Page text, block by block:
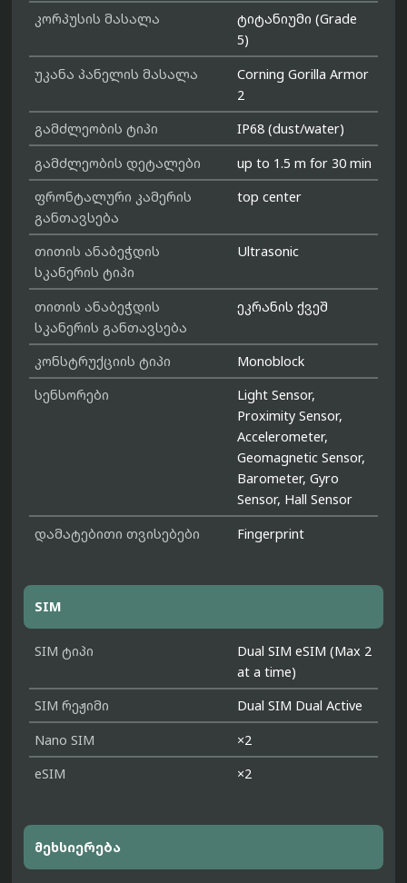
კორპუსის მასალა
ტიტანიუმი (Grade
5)
უკანა პანელის მასალა
Corning Gorilla Armor
2
გამძლეობის ტიპი
IP68 (dust/water)
გამძლეობის დეტალები
up to 1.5 m for 30 min
ფრონტალური კამერის
განთავსება
top center
თითის ანაბეჭდის
სკანერის ტიპი
Ultrasonic
თითის ანაბეჭდის
სკანერის განთავსება
ეკრანის ქვეშ
კონსტრუქციის ტიპი
Monoblock
სენსორები
Light Sensor,
Proximity Sensor,
Accelerometer,
Geomagnetic Sensor,
Barometer, Gyro
Sensor, Hall Sensor
დამატებითი თვისებები
Fingerprint
SIM
SIM ტიპი
Dual SIM eSIM (Max 2
at a time)
SIM რეჟიმი
Dual SIM Dual Active
Nano SIM
×2
eSIM
×2
მეხსიერება